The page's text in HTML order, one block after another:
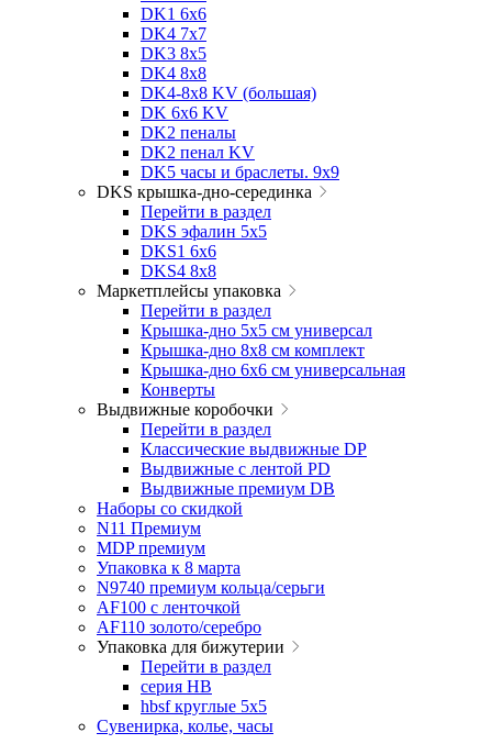
DK1 6x6
DK4 7х7
DK3 8x5
DK4 8x8
DK4-8x8 KV (большая)
DK 6х6 KV
DK2 пеналы
DK2 пенал KV
DK5 часы и браслеты. 9x9
DKS крышка-дно-серединка
Перейти в раздел
DKS эфалин 5x5
DKS1 6x6
DKS4 8x8
Маркетплейсы упаковка
Перейти в раздел
Крышка-дно 5x5 см универсал
Крышка-дно 8x8 см комплект
Крышка-дно 6x6 см универсальная
Конверты
Выдвижные коробочки
Перейти в раздел
Классические выдвижные DP
Выдвижные с лентой PD
Выдвижные премиум DB
Наборы со скидкой
N11 Премиум
MDP премиум
Упаковка к 8 марта
N9740 премиум кольца/серьги
AF100 с ленточкой
AF110 золото/серебро
Упаковка для бижутерии
Перейти в раздел
серия HB
hbsf круглые 5x5
Сувенирка, колье, часы